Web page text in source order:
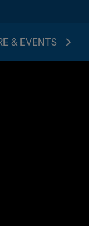
& EVENTS